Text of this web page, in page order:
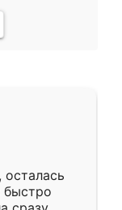
осталась
быстро